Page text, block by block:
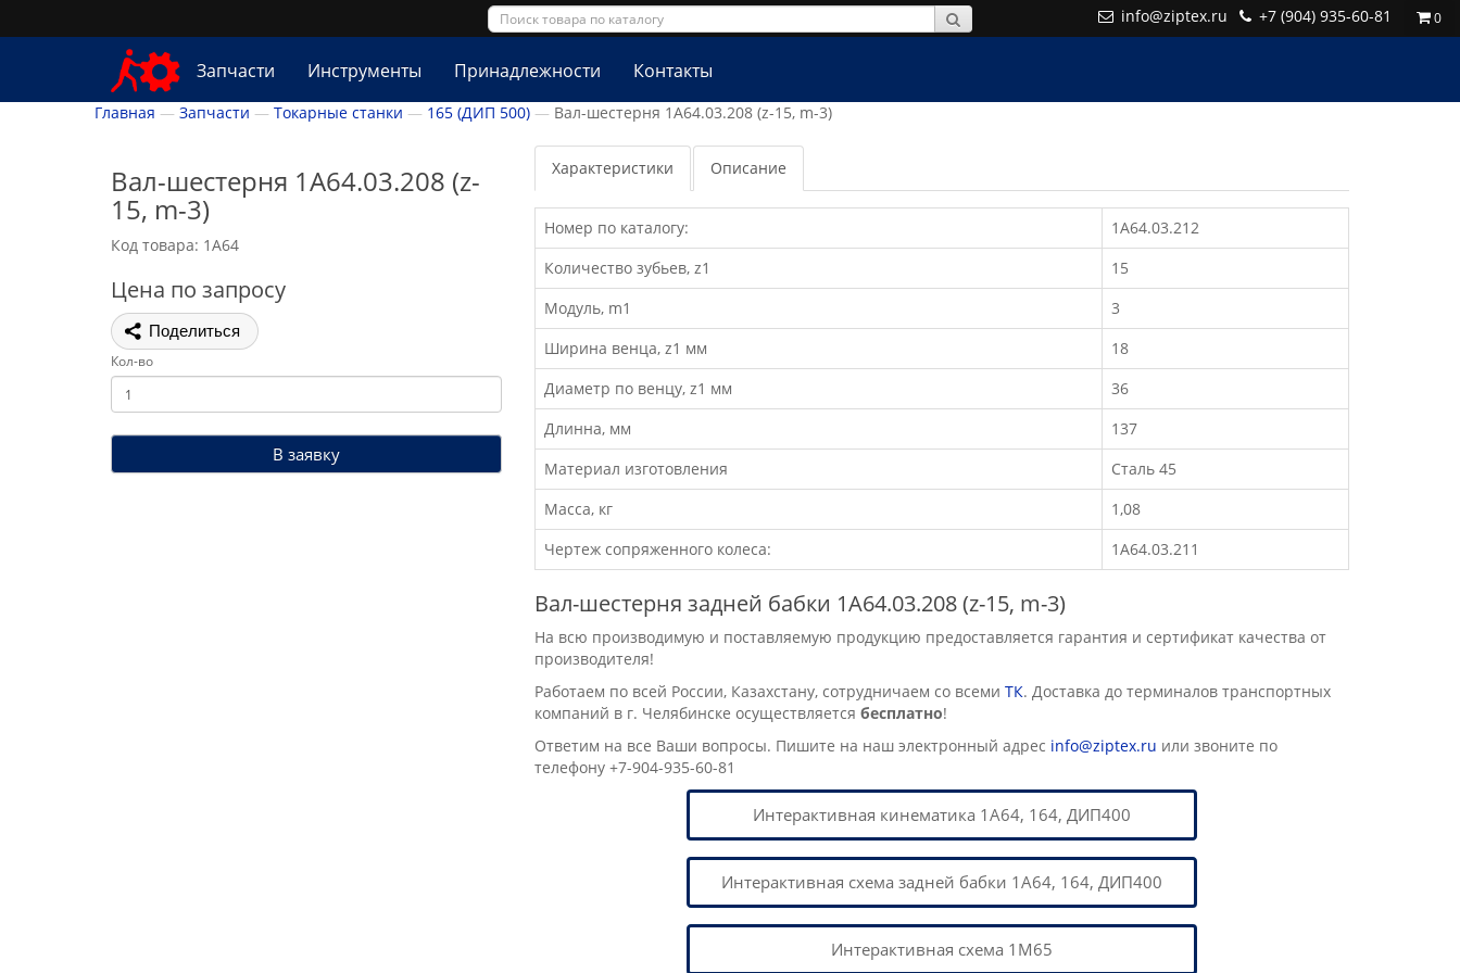
info@ziptex.ru +7 (904) 935-60-81 0
Запчасти Инструменты Принадлежности Контакты
Главная Запчасти Токарные станки 165 (ДИП 500) Вал-шестерня 1А64.03.208 (z-15, m-3)
Вал-шестерня 1А64.03.208 (z-
15, m-3)
Код товара: 1А64
Цена по запросу
Поделиться
Кол-во
В заявку
Характеристики Описание
Номер по каталогу:
1А64.03.212
Количество зубьев, z1
15
Модуль, m1
3
Ширина венца, z1 мм
18
Диаметр по венцу, z1 мм
36
Длинна, мм
137
Материал изготовления
Сталь 45
Масса, кг
1,08
Чертеж сопряженного колеса:
1А64.03.211
Вал-шестерня задней бабки 1А64.03.208 (z-15, m-3)
На всю производимую и поставляемую продукцию предоставляется гарантия и сертификат качества от
производителя!
Работаем по всей России, Казахстану, сотрудничаем со всеми ТК. Доставка до терминалов транспортных
компаний в г. Челябинске осуществляется бесплатно!
Ответим на все Ваши вопросы. Пишите на наш электронный адрес info@ziptex.ru или звоните по
телефону +7-904-935-60-81
Интерактивная кинематика 1А64, 164, ДИП400
Интерактивная схема задней бабки 1А64, 164, ДИП400
Интерактивная схема 1М65